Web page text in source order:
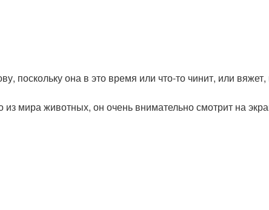
поскольку она в это время или что-то чинит, или вяжет,
из мира животных, он очень внимательно смотрит на